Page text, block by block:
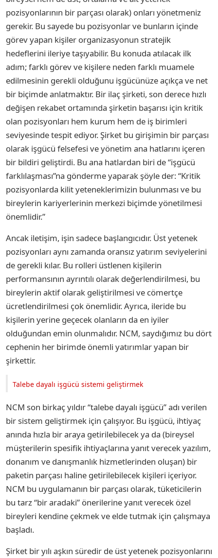
pozisyonlarının bir parçası olarak) onları yönetmeniz
gerekir. Bu sayede bu pozisyonlar ve bunların içinde
görev yapan kişiler organizasyonun stratejik
hedeflerini ileriye taşıyabilir. Bu konuda atılacak ilk
adım; farklı görev ve kişilere neden farklı muamele
edilmesinin gerekli olduğunu işgücünüze açıkça ve net
bir biçimde anlatmaktır. Bir ilaç şirketi, son derece hızlı
değişen rekabet ortamında şirketin başarısı için kritik
olan pozisyonları hem kurum hem de iş birimleri
seviyesinde tespit ediyor. Şirket bu girişimin bir parçası
olarak işgücü felsefesi ve yönetim ana hatlarını içeren
bir bildiri geliştirdi. Bu ana hatlardan biri de “işgücü
farklılaşması”na gönderme yaparak şöyle der: “Kritik
pozisyonlarda kilit yeteneklerimizin bulunması ve bu
bireylerin kariyerlerinin merkezi biçimde yönetilmesi
önemlidir.”
Ancak iletişim, işin sadece başlangıcıdır. Üst yetenek
pozisyonları aynı zamanda oransız yatırım seviyelerini
de gerekli kılar. Bu rolleri üstlenen kişilerin
performansının ayrıntılı olarak değerlendirilmesi, bu
bireylerin aktif olarak geliştirilmesi ve cömertçe
ücretlendirilmesi çok önemlidir. Ayrıca, ileride bu
kişilerin yerine geçecek olanların da en iyiler
olduğundan emin olunmalıdır. NCM, saydığımız bu dört
cephenin her birimde önemli yatırımlar yapan bir
şirkettir.
Talebe dayalı işgücü sistemi geliştirmek
NCM son birkaç yıldır “talebe dayalı işgücü” adı verilen
bir sistem geliştirmek için çalışıyor. Bu işgücü, ihtiyaç
anında hızla bir araya getirilebilecek ya da (bireysel
müşterilerin spesifik ihtiyaçlarına yanıt verecek yazılım,
donanım ve danışmanlık hizmetlerinden oluşan) bir
paketin parçası haline getirilebilecek kişileri içeriyor.
NCM bu uygulamanın bir parçası olarak, tüketicilerin
bu tarz “bir aradaki” önerilerine yanıt verecek özel
bireyleri kendine çekmek ve elde tutmak için çalışmaya
başladı.
Şirket bir yılı aşkın süredir de üst yetenek pozisyonlarını